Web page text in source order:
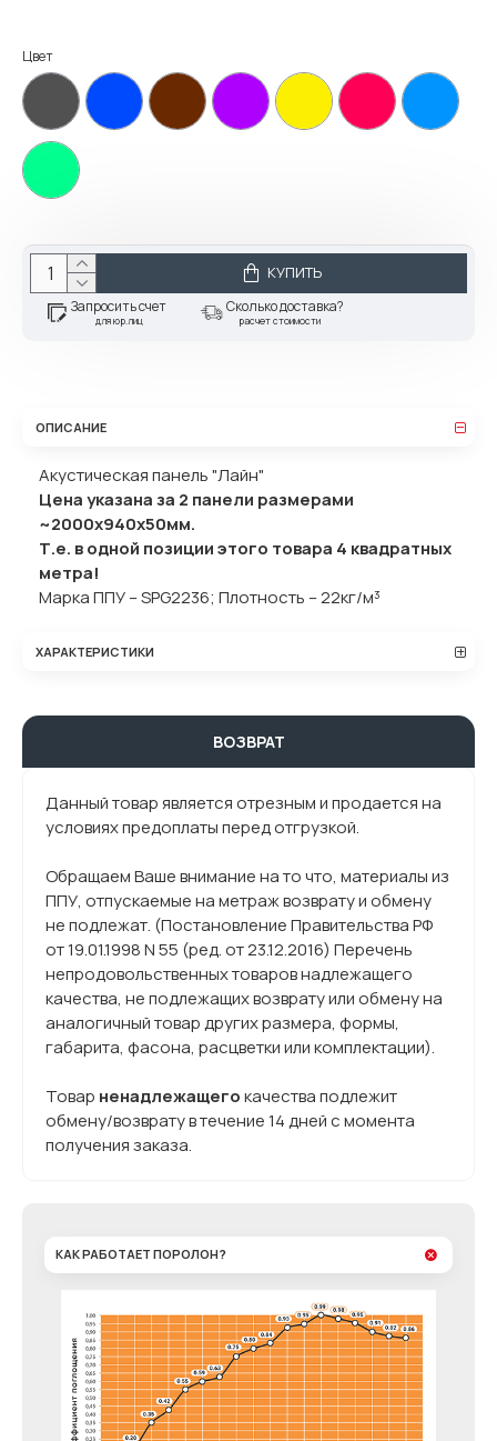
Цвет
КУПИТЬ
Запросить счет
для юр.лиц
Сколько доставка?
расчет стоимости
КАК РАБОТАЕТ ПОРОЛОН?
ОПИСАНИЕ
Акустическая панель "Лайн"
Цена указана за 2 панели размерами
~2000х940х50мм.
Т.е. в одной позиции этого товара 4 квадратных
метра!
Марка ППУ – SPG2236; Плотность – 22кг/м³
ХАРАКТЕРИСТИКИ
ВОЗВРАТ
Данный товар является отрезным и продается на
условиях предоплаты перед отгрузкой.
Обращаем Ваше внимание на то что, материалы из
ППУ, отпускаемые на метраж возврату и обмену
не подлежат. (Постановление Правительства РФ
от 19.01.1998 N 55 (ред. от 23.12.2016) Перечень
непродовольственных товаров надлежащего
качества, не подлежащих возврату или обмену на
аналогичный товар других размера, формы,
габарита, фасона, расцветки или комплектации).
Товар ненадлежащегокачества подлежит
обмену/возврату в течение 14 дней с момента
получения заказа.